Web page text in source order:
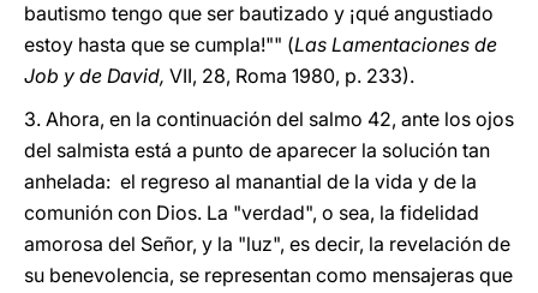
bautismo tengo que ser bautizado y ¡qué angustiado
estoy hasta que se cumpla!"" (Las Lamentaciones de
Job y de David, VII, 28, Roma 1980, p. 233).
3. Ahora, en la continuación del salmo 42, ante los ojos
del salmista está a punto de aparecer la solución tan
anhelada: el regreso al manantial de la vida y de la
comunión con Dios. La "verdad", o sea, la fidelidad
amorosa del Señor, y la "luz", es decir, la revelación de
su benevolencia, se representan como mensajeras que